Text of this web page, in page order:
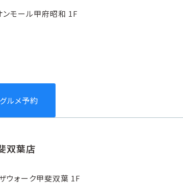
モール甲府昭和 1F
ルメ予約
双葉店
ウォーク甲斐双葉 1F